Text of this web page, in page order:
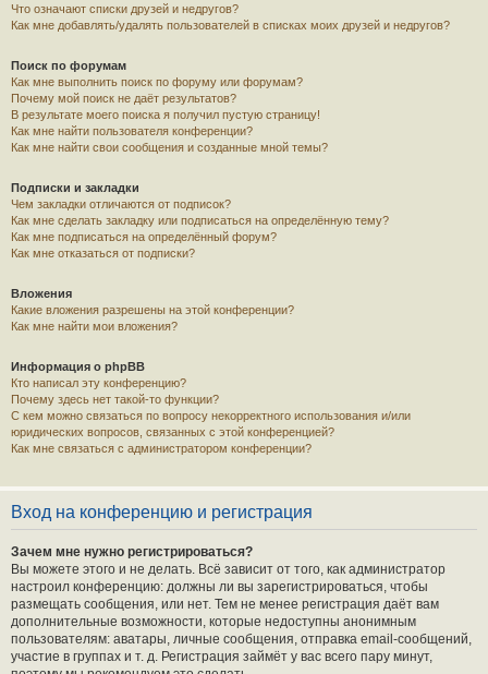
Что означают списки друзей и недругов?
Как мне добавлять/удалять пользователей в списках моих друзей и недругов?
Поиск по форумам
Как мне выполнить поиск по форуму или форумам?
Почему мой поиск не даёт результатов?
В результате моего поиска я получил пустую страницу!
Как мне найти пользователя конференции?
Как мне найти свои сообщения и созданные мной темы?
Подписки и закладки
Чем закладки отличаются от подписок?
Как мне сделать закладку или подписаться на определённую тему?
Как мне подписаться на определённый форум?
Как мне отказаться от подписки?
Вложения
Какие вложения разрешены на этой конференции?
Как мне найти мои вложения?
Информация о phpBB
Кто написал эту конференцию?
Почему здесь нет такой-то функции?
С кем можно связаться по вопросу некорректного использования и/или
юридических вопросов, связанных с этой конференцией?
Как мне связаться с администратором конференции?
Вход на конференцию и регистрация
Зачем мне нужно регистрироваться?
Вы можете этого и не делать. Всё зависит от того, как администратор
настроил конференцию: должны ли вы зарегистрироваться, чтобы
размещать сообщения, или нет. Тем не менее регистрация даёт вам
дополнительные возможности, которые недоступны анонимным
пользователям: аватары, личные сообщения, отправка email-сообщений,
участие в группах и т. д. Регистрация займёт у вас всего пару минут,